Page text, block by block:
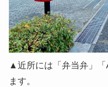
▲近所には「弁当弁」「
ます。